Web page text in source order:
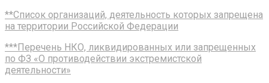
**Список организаций, деятельность которых запрещена
на территории Российской Федерации
***Перечень НКО, ликвидированных или запрещенных
по ФЗ «О противодействии экстремистской
деятельности»